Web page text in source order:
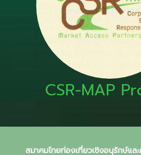
CSR-MAP
สมาคมไทยท่องเที่ยวเชิงอนุรักษ์แ